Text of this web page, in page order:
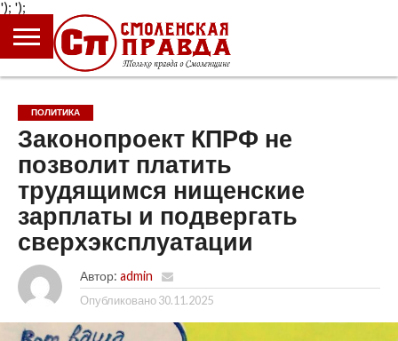
');
ГЛАВНАЯ
НОВОСТИ
ПРОИСШЕСТВИЯ
ПОЛИТИКА
КУЛЬТУРА
ЭКОНОМИКА
ОБЩЕСТВО
БЛОГИ
ПОЛИТИКА
Законопроект КПРФ не
позволит платить
трудящимся нищенские
зарплаты и подвергать
сверхэксплуатации
Автор: admin
Опубликовано 30.11.2025
');